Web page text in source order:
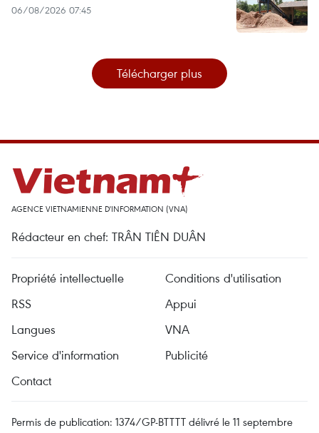
06/08/2026 07:45
Télécharger plus
AGENCE VIETNAMIENNE D'INFORMATION (VNA)
Rédacteur en chef: TRÂN TIÊN DUÂN
Propriété intellectuelle
Conditions d'utilisation
RSS
Appui
Langues
VNA
Service d'information
Publicité
Contact
Permis de publication: 1374/GP-BTTTT délivré le 11 septembre